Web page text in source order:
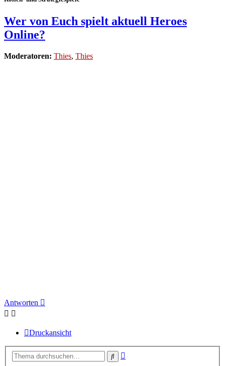
Wer von Euch spielt aktuell Heroes
Online?
Moderatoren: Thies, Thies
Antworten
Druckansicht
Suche